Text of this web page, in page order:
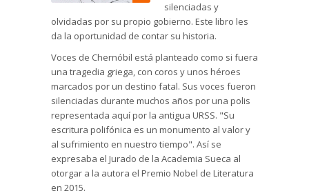
silenciadas y
olvidadas por su propio gobierno. Este libro les
da la oportunidad de contar su historia.
Voces de Chernóbil está planteado como si fuera
una tragedia griega, con coros y unos héroes
marcados por un destino fatal. Sus voces fueron
silenciadas durante muchos años por una polis
representada aquí por la antigua URSS. "Su
escritura polifónica es un monumento al valor y
al sufrimiento en nuestro tiempo". Así se
expresaba el Jurado de la Academia Sueca al
otorgar a la autora el Premio Nobel de Literatura
en 2015.